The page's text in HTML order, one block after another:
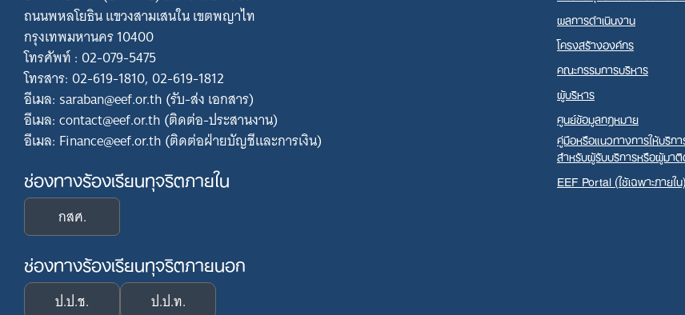
ถนนพหลโยธิน แขวงสามเสนใน เขตพญาไท
กรุงเทพมหานคร 10400
โทรศัพท์ : 02-079-5475
โทรสาร: 02-619-1810, 02-619-1812
อีเมล: saraban@eef.or.th (รับ-ส่ง เอกสาร)
อีเมล: contact@eef.or.th (ติดต่อ-ประสานงาน)
อีเมล: Finance@eef.or.th (ติดต่อฝ่ายบัญชีและการเงิน)
ช่องทางร้องเรียนทุจริตภายใน
กสศ.
ช่องทางร้องเรียนทุจริตภายนอก
ป.ป.ช. ป.ป.ท.
ผลการดำเนินงาน
โครงสร้างองค์กร
คณะกรรมการบริหาร
ผู้บริหาร
ศูนย์ข้อมูลกฎหมาย
คู่มือหรือแนวทางการให้บริก
สำหรับผู้รับบริการหรือผู้มา
EEF Portal (ใช้เฉพาะภายใน)